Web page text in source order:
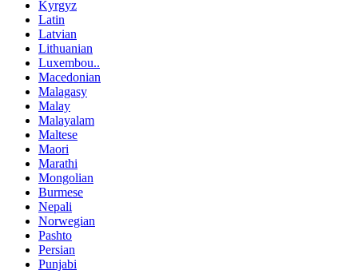
Kyrgyz
Latin
Latvian
Lithuanian
Luxembou..
Macedonian
Malagasy
Malay
Malayalam
Maltese
Maori
Marathi
Mongolian
Burmese
Nepali
Norwegian
Pashto
Persian
Punjabi